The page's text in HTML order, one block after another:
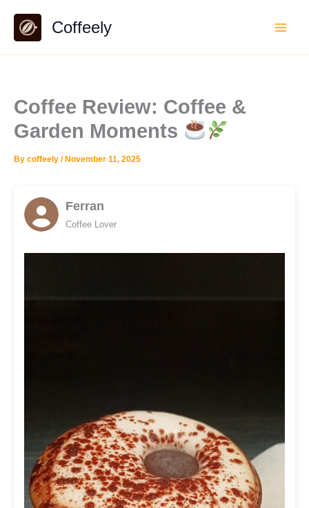
content
Coffeely
Coffee Review: Coffee &
Garden Moments
By coffeely / November 11, 2025
Ferran
Coffee Lover